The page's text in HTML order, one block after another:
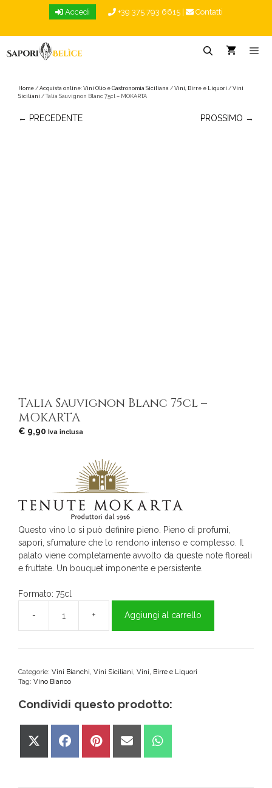
Accedi +39 375 793 6615 Contatti
Home / Acquista online: Vini Olio e Gastronomia Siciliana / Vini, Birre e Liquori / Vini
Siciliani / Talia Sauvignon Blanc 75cl – MOKARTA
← PRECEDENTE PROSSIMO →
Talia Sauvignon Blanc 75cl –
MOKARTA
€ 9,90 Iva inclusa
Questo vino lo si può definire pieno. Pieno di profumi,
sapori, sfumature che lo rendono intenso e complesso. Il
palato viene completamente avvolto da queste note floreali
e fruttate. Un bouquet imponente e persistente.
Formato: 75cl
Talia
Sauvignon
Blanc
-
Aggiungi al carrello
Categorie: Vini Bianchi Vini Siciliani Vini, Birre e Liquori
Tag: Vino Bianco
Condividi questo prodotto:
Share
Share
Share
Share
Share